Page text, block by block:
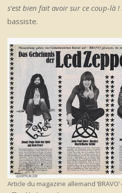
s’est bien fait avoir sur ce coup-là !
bassiste.
Article du magazine allemand